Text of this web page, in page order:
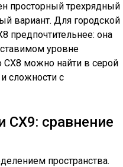
просторный трехрядный
вариант. Для городской
предпочтительнее: она
уровне
CX8 можно найти в серой
сложности с
CX9: сравнение
пространства.